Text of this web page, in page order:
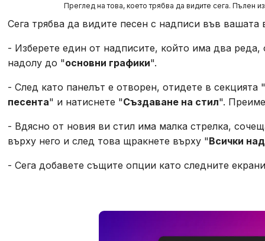
Преглед на това, което трябва да видите сега. Пълен
Сега трябва да видите песен с надписи във вашата
- Изберете един от надписите, който има два реда,
надолу до "основни графики".
- След като панелът е отворен, отидете в секцията
песента" и натиснете "Създаване на стил".
- Вдясно от новия ви стил има малка стрелка,
върху него и след това щракнете върху "Всички
- Сега добавете същите опции като следните